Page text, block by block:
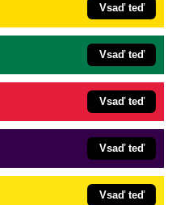
Vsaď teď
Vsaď teď
Vsaď teď
Vsaď teď
Vsaď teď